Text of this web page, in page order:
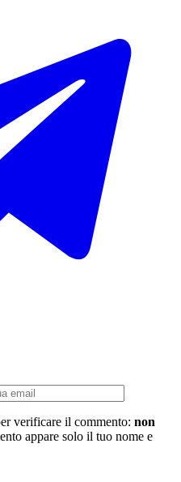
verificare il commento: non
appare solo il tuo nome e